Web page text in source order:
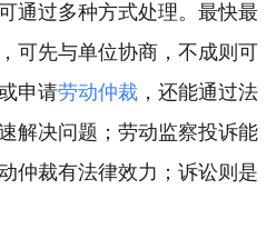
通过多种方式处理。最快最
可先与单位协商，不成则可
申请劳动仲裁，还能通过法
解决问题；劳动监察投诉能
仲裁有法律效力；诉讼则是